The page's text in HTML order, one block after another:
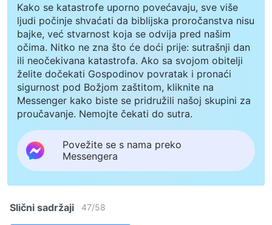
Kako se katastrofe uporno povećavaju, sve više
ljudi počinje shvaćati da biblijska proročanstva nisu
bajke, već stvarnost koja se odvija pred našim
očima. Nitko ne zna što će doći prije: sutrašnji dan
ili neočekivana katastrofa. Ako sa svojom obitelji
želite dočekati Gospodinov povratak i pronaći
sigurnost pod Božjom zaštitom, kliknite na
Messenger kako biste se pridružili našoj skupini za
proučavanje. Nemojte čekati do sutra.
Povežite se s nama preko
Messengera
Slični sadržaji 47/58